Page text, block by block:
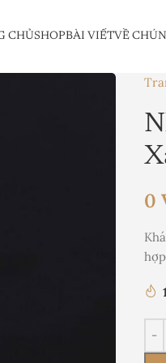
CHỦSHOPBÀI VIẾTVỀ
0